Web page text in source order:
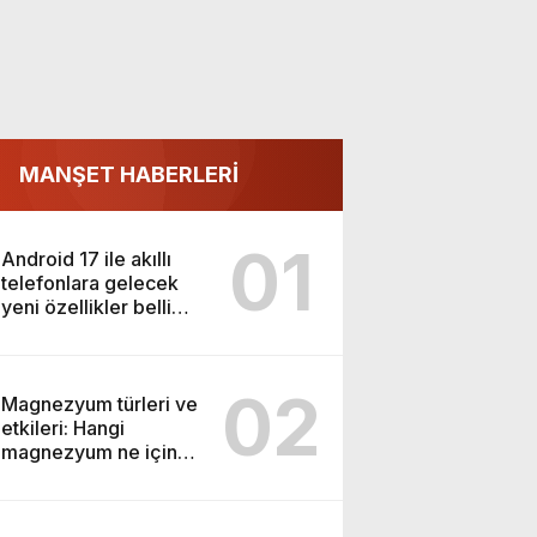
MANŞET HABERLERİ
Android 17 ile akıllı
telefonlara gelecek
yeni özellikler belli
01
Magnezyum türleri ve
etkileri: Hangi
magnezyum ne için
02